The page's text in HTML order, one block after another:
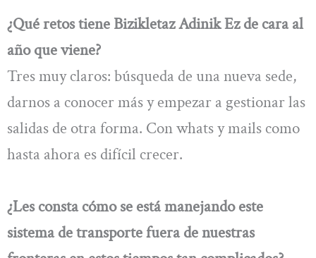
¿Qué retos tiene Bizikletaz Adinik Ez de cara al
año que viene?
Tres muy claros: búsqueda de una nueva sede,
darnos a conocer más y empezar a gestionar las
salidas de otra forma. Con whats y mails como
hasta ahora es difícil crecer.
¿Les consta cómo se está manejando este
sistema de transporte fuera de nuestras